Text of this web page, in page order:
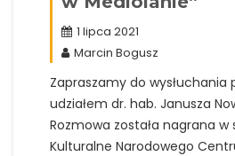
1 lipca 2021
Marcin Bogusz
Zapraszamy do wysłuchania
udziałem dr. hab. Janusza
Rozmowa została nagrana w
Kulturalne Narodowego